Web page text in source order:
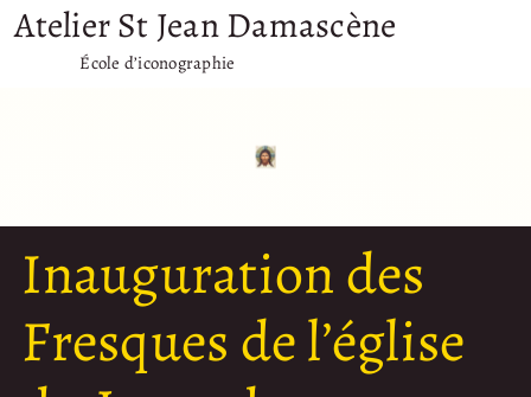
Atelier St Jean Damascène
École d’iconographie
Inauguration des
Fresques de l’église